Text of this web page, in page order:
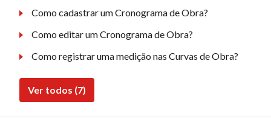
Como cadastrar um Cronograma de Obra?
Como editar um Cronograma de Obra?
Como registrar uma medição nas Curvas de Obra?
Ver todos (7)